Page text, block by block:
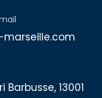
Barbusse, 13001